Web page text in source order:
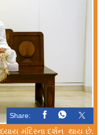
Share:
મંદિરના દર્શન થાય છે.